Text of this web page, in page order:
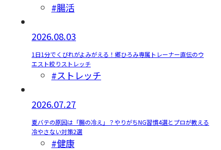
#腸活
2026.08.03
1日1分でくびれがよみがえる！郷ひろみ専属トレーナー直伝のウ
エスト絞りストレッチ
#ストレッチ
2026.07.27
夏バテの原因は「腸の冷え」？やりがちNG習慣4選とプロが教える
冷やさない対策2選
#健康